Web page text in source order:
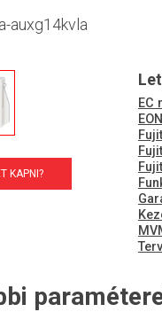
auxg14kvla
KAPNI?
EC